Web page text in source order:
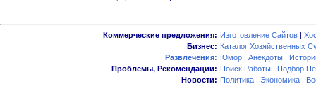
Коммерческие предложения: Изготовление Сайтов |
Бизнес: Каталог Хозяйственных
Развлечения: Юмор | Анекдоты |
Проблемы, Рекомендации: Поиск Работы | Подбор
Новости: Политика | Экономика |